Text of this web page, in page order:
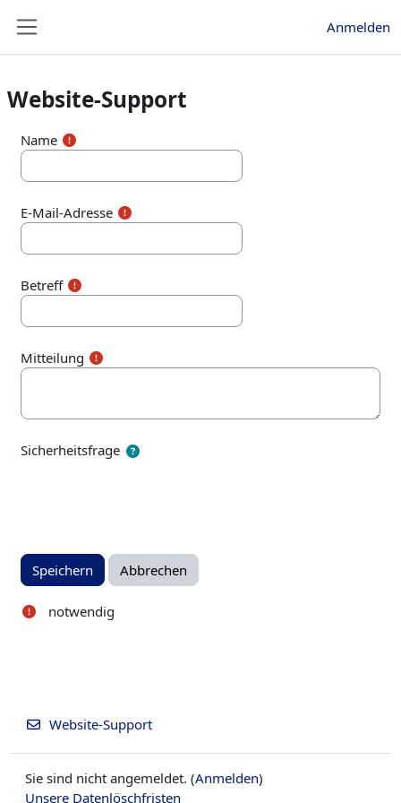
Anmelden
Website-Support
Name
E-Mail-Adresse
Betreff
Mitteilung
Sicherheitsfrage
notwendig
Website-Support
Sie sind nicht angemeldet. (Anmelden)
Unsere Datenlöschfristen